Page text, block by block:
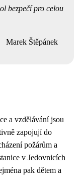
bezpečí pro celou
Marek Štěpánek
a vzdělávání jsou
zapojují do
požárům a
v Jedovnicích
pak dětem a